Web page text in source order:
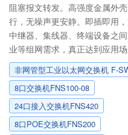
阻塞报文转发。高强度金属外
行，无噪声更安静。即插即用
中继器、集线器、终端设备之
业等组网需求，真正达到应用场
非网管型工业以太网交换机 F-
8口交换机FNS100-08
24口接入交换机FNS420
8口POE交换机FNS200